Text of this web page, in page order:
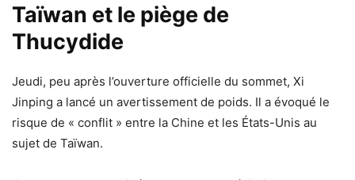
Taïwan et le piège de
Thucydide
Jeudi, peu après l’ouverture officielle du sommet, Xi
Jinping a lancé un avertissement de poids. Il a évoqué le
risque de « conflit » entre la Chine et les États-Unis au
sujet de Taïwan.